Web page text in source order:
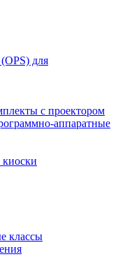
для
с проектором
аппаратные
классы